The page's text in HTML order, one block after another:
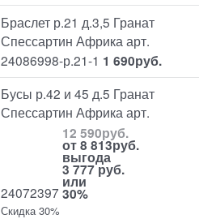
Браслет р.21 д.3,5 Гранат
Спессартин Африка арт.
24086998-р.21-1 1 690руб.
Бусы р.42 и 45 д.5 Гранат
Спессартин Африка арт.
24072397
12 590руб.
от8 813руб.
выгода
3 777 руб.
или
30%
Скидка 30%